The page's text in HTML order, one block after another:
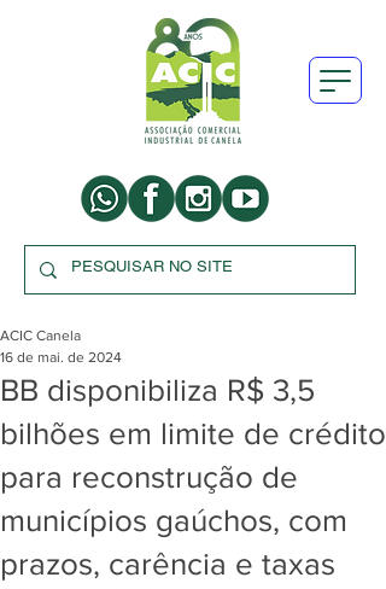
BB disponibiliza R$ 3,5
bilhões em limite de crédito
para reconstrução de
municípios gaúchos, com
prazos, carência e taxas
ACIC Canela
16 de mai. de 2024